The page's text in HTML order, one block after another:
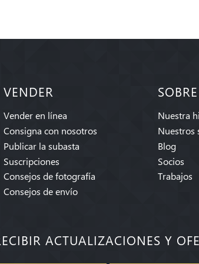
VENDER
Vender en línea
Consigna con nosotros
Publicar la subasta
Suscripciones
Consejos de fotografía
Consejos de envío
Nuestra
Nuestros
Blog
Socios
Trabajos
ACTUALIZACIONES Y